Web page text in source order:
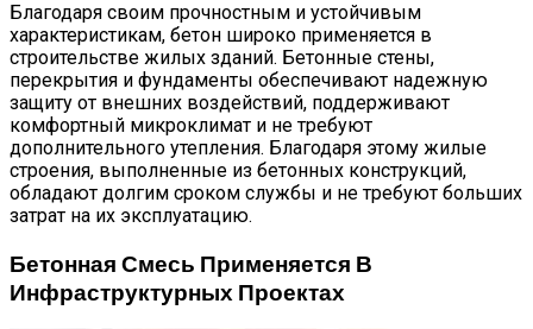
Благодаря своим прочностным и устойчивым
характеристикам, бетон широко применяется в
строительстве жилых зданий. Бетонные стены,
перекрытия и фундаменты обеспечивают надежную
защиту от внешних воздействий, поддерживают
комфортный микроклимат и не требуют
дополнительного утепления. Благодаря этому жилые
строения, выполненные из бетонных конструкций,
обладают долгим сроком службы и не требуют больших
затрат на их эксплуатацию.
Бетонная Смесь Применяется В
Инфраструктурных Проектах